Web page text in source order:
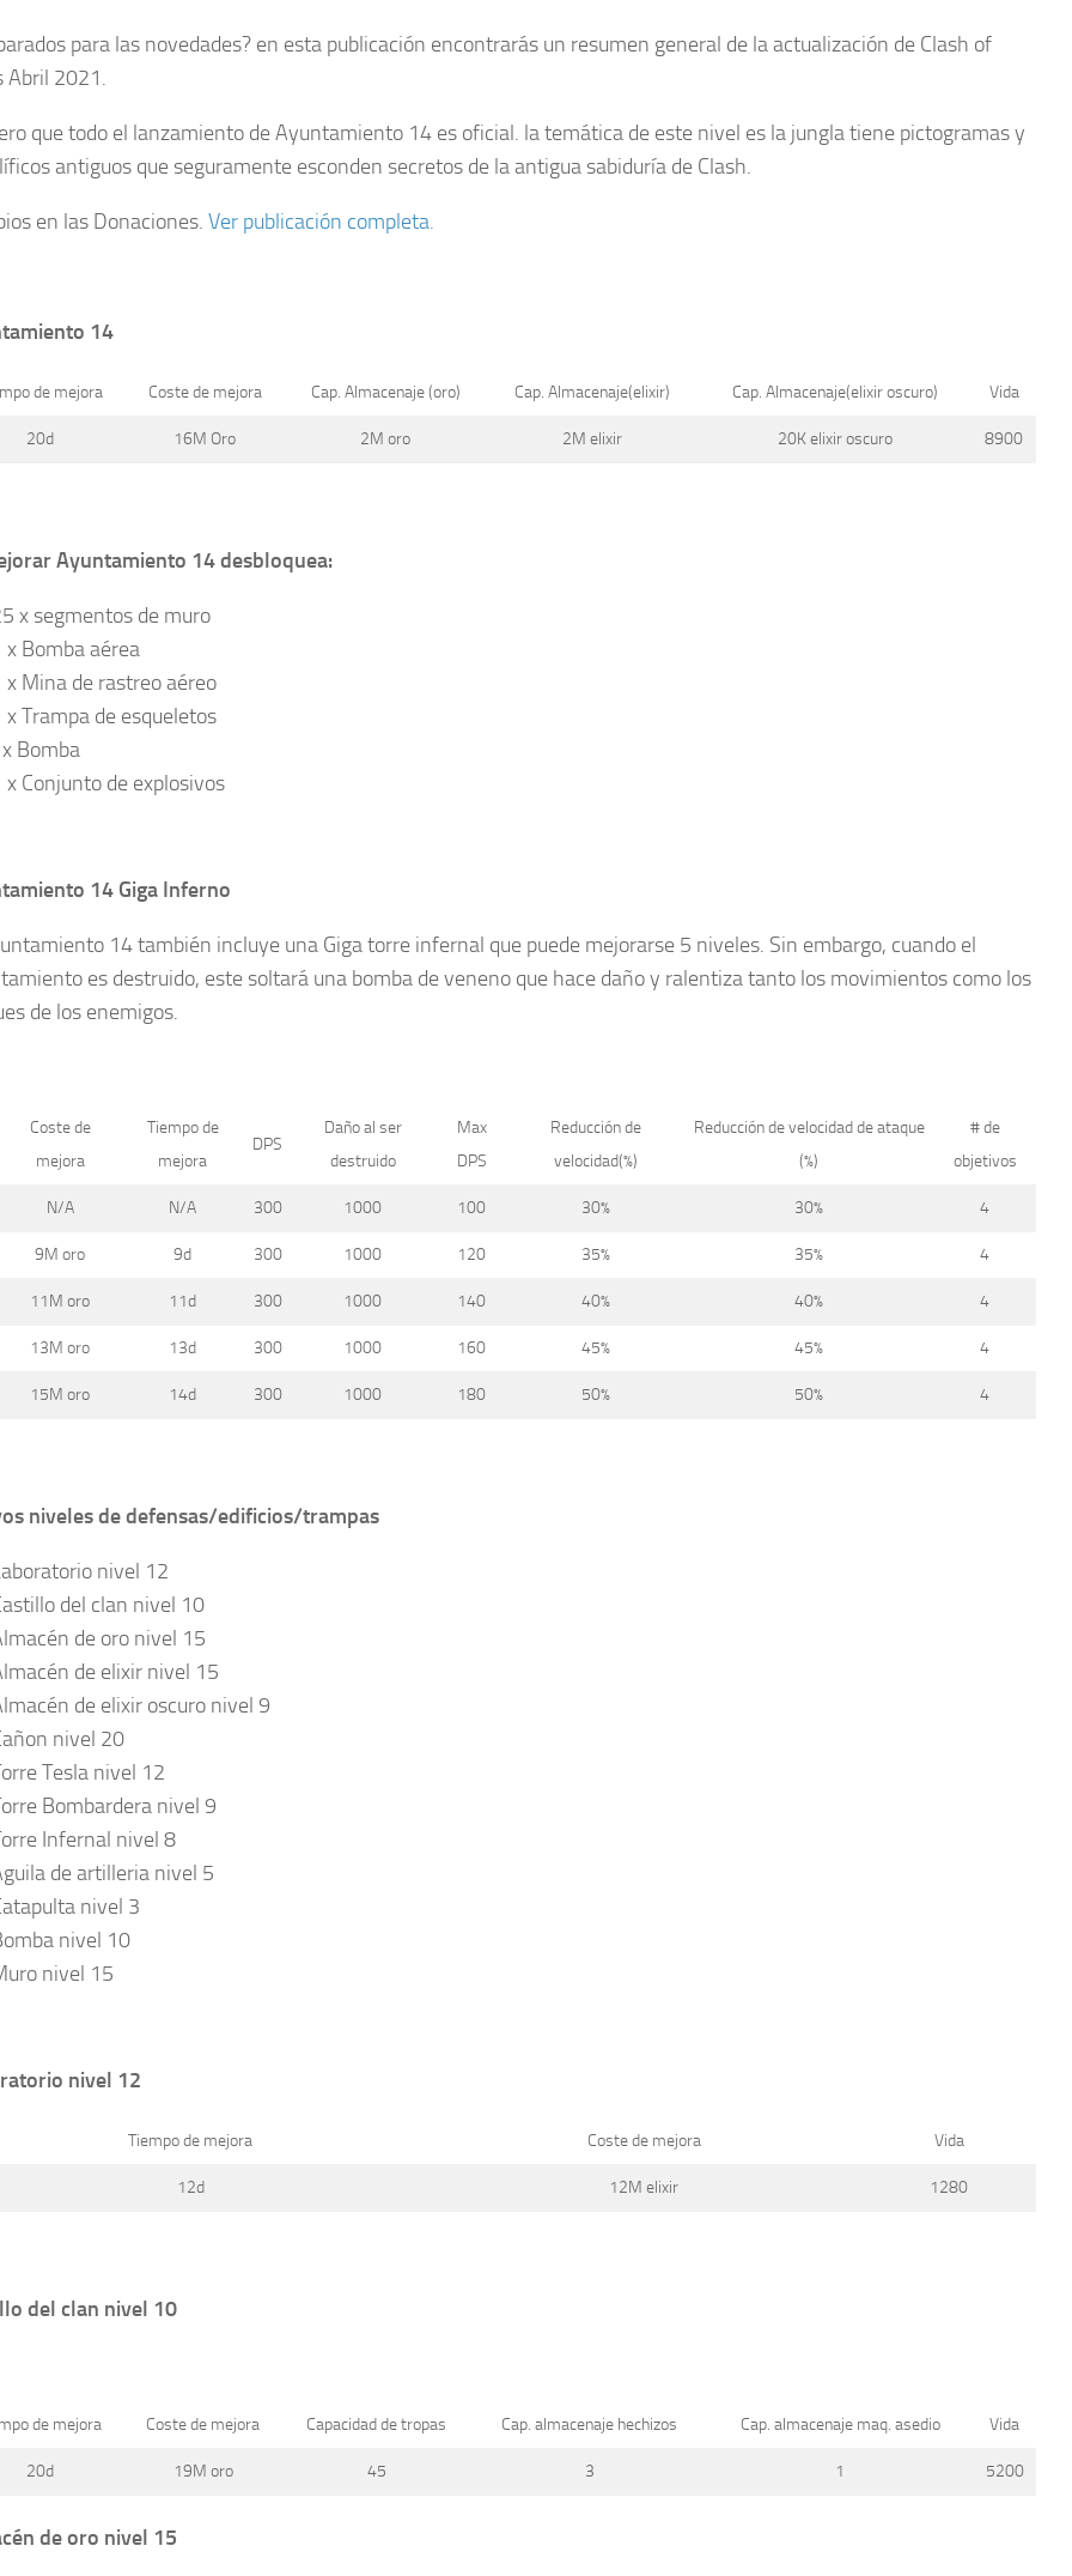
para las novedades? en esta publicación encontrarás un resumen general de la actualización de Clash of
Abril 2021.
que todo el lanzamiento de Ayuntamiento 14 es oficial. la temática de este nivel es la jungla tiene pictogramas y
antiguos que seguramente esconden secretos de la antigua sabiduría de Clash.
en las Donaciones. Ver publicación completa.
14
de mejora Coste de mejora Cap. Almacenaje (oro) Cap. Almacenaje(elixir) Cap. Almacenaje(elixir oscuro) Vida
20d 16M Oro 2M oro 2M elixir 20K elixir oscuro 8900
Ayuntamiento 14 desbloquea:
x segmentos de muro
x Bomba aérea
x Mina de rastreo aéreo
x Trampa de esqueletos
Bomba
x Conjunto de explosivos
14 Giga Inferno
14 también incluye una Giga torre infernal que puede mejorarse 5 niveles. Sin embargo, cuando el
es destruido, este soltará una bomba de veneno que hace daño y ralentiza tanto los movimientos como los
de los enemigos.
Coste de
mejora
Tiempo de
mejora
DPS
Daño al ser
destruido
Max
DPS
Reducción de
velocidad(%)
Reducción de velocidad de ataque
(%)
# de
objetivos
N/A N/A 300 1000 100 30% 30% 4
9M oro 9d 300 1000 120 35% 35% 4
11M oro 11d 300 1000 140 40% 40% 4
13M oro 13d 300 1000 160 45% 45% 4
15M oro 14d 300 1000 180 50% 50% 4
niveles de defensas/edificios/trampas
nivel 12
del clan nivel 10
de oro nivel 15
de elixir nivel 15
de elixir oscuro nivel 9
nivel 20
Tesla nivel 12
Bombardera nivel 9
Infernal nivel 8
de artilleria nivel 5
nivel 3
nivel 10
nivel 15
nivel 12
Tiempo de mejora Coste de mejora Vida
12d 12M elixir 1280
del clan nivel 10
de mejora Coste de mejora Capacidad de tropas Cap. almacenaje hechizos Cap. almacenaje maq. asedio Vida
20d 19M oro 45 3 1 5200
de oro nivel 15